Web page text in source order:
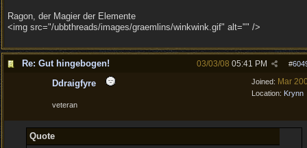
Ragon, der Magier der Elemente
<img src="/ubbthreads/images/graemlins/winkwink.gif" alt="" />
Re: Gut hingebogen! #
03/03/08 05:41 PM
Joined: Mar
Location: Krynn
Ddraigfyre
veteran
Quote